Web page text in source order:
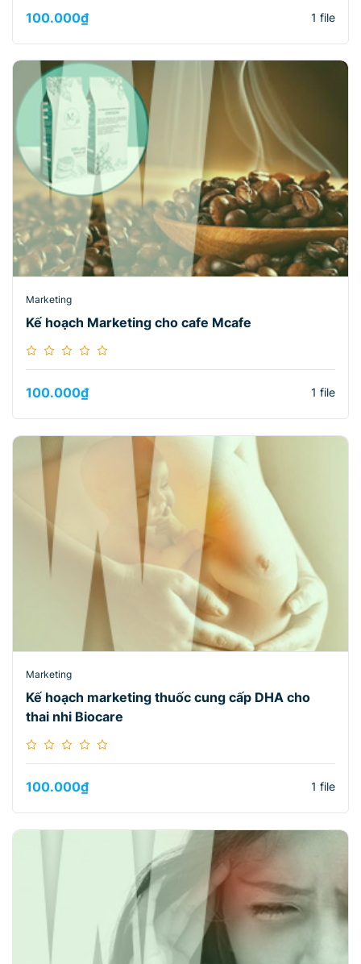
100.000₫ 1 file
Marketing
Kế hoạch Marketing cho cafe Mcafe
100.000₫ 1 file
Marketing
Kế hoạch marketing thuốc cung cấp DHA cho
thai nhi Biocare
100.000₫ 1 file